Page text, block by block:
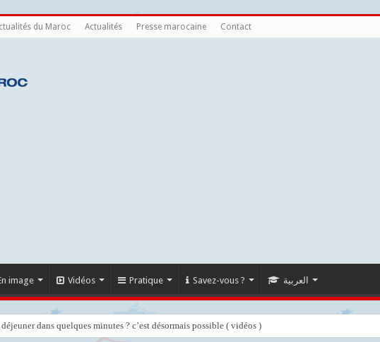
du Maroc Actualités Presse marocaine Contact
image Vidéos Pratique Savez-vous ? العربية
dans quelques minutes ? c’est désormais possible ( vidéos )